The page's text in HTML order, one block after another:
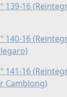
139-16
140-16
141-16
Camblong)